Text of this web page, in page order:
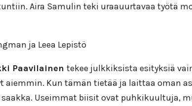
Aira Samulin teki uraauurtavaa työtä
ja Leea Lepistö
Paavilainen tekee julkkiksista esityksiä
aiemmin. Kun tämän tietää ja laittaa oman
Useimmat biisit ovat puhkikuultuja,